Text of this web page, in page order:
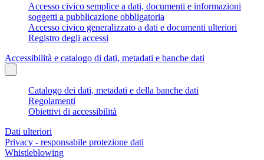
Accesso civico semplice a dati, documenti e informazioni
soggetti a pubblicazione obbligatoria
Accesso civico generalizzato a dati e documenti ulteriori
Registro degli accessi
Accessibilità e catalogo di dati, metadati e banche dati
Catalogo dei dati, metadati e della banche dati
Regolamenti
Obiettivi di accessibilità
Dati ulteriori
Privacy - responsabile protezione dati
Whistleblowing